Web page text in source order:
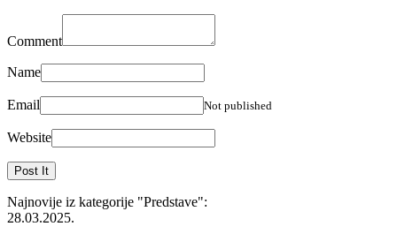
Comment
Name
Email Not published
Website
Najnovije iz kategorije "Predstave":
28.03.2025.